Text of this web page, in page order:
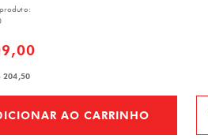
204,50
AO CARRINHO